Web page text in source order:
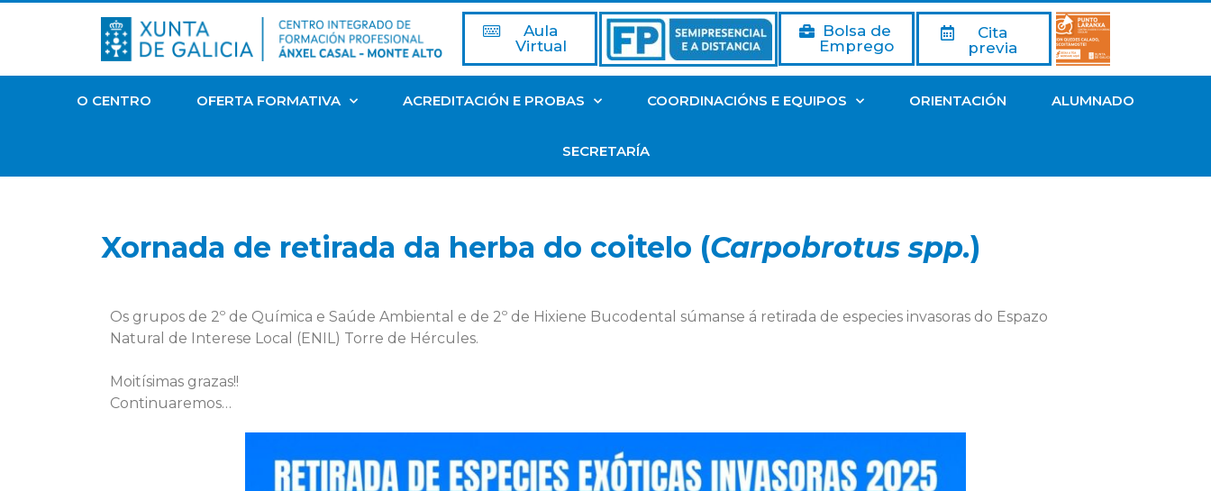
Aula
Virtual
Bolsa de
Emprego
Cita
previa
O CENTRO OFERTA FORMATIVA ACREDITACIÓN E PROBAS COORDINACIÓNS E EQUIPOS ORIENTACIÓN ALUMNADO
SECRETARÍA
Xornada de retirada da herba do coitelo (Carpobrotus spp.)
Os grupos de 2º de Química e Saúde Ambiental e de 2º de Hixiene Bucodental súmanse á retirada de especies invasoras do Espazo
Natural de Interese Local (ENIL) Torre de Hércules.
Moitísimas grazas!!
Continuaremos…